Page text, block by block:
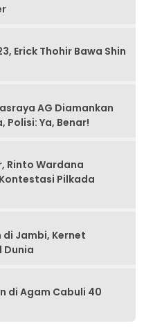
Erick Thohir Bawa Shin
AG Diamankan
Polisi: Ya, Benar!
Rinto Wardana
Pilkada
di Jambi, Kernet
Dunia
di Agam Cabuli 40